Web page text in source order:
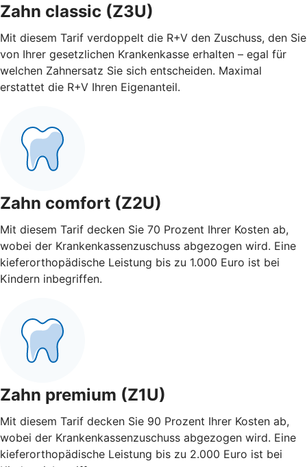
Zahn classic (Z3U)
Mit diesem Tarif verdoppelt die R+V den Zuschuss, den Sie
von Ihrer gesetzlichen Krankenkasse erhalten – egal für
welchen Zahnersatz Sie sich entscheiden. Maximal
erstattet die R+V Ihren Eigenanteil.
Zahn comfort (Z2U)
Mit diesem Tarif decken Sie 70 Prozent Ihrer Kosten ab,
wobei der Krankenkassenzuschuss abgezogen wird. Eine
kieferorthopädische Leistung bis zu 1.000 Euro ist bei
Kindern inbegriffen.
Zahn premium (Z1U)
Mit diesem Tarif decken Sie 90 Prozent Ihrer Kosten ab,
wobei der Krankenkassenzuschuss abgezogen wird. Eine
kieferorthopädische Leistung bis zu 2.000 Euro ist bei